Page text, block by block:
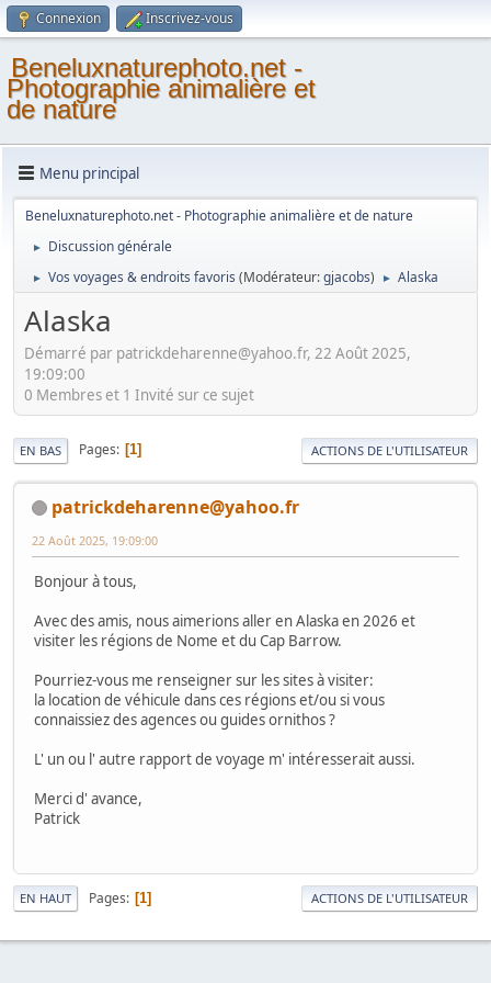
Connexion Inscrivez-vous
Beneluxnaturephoto.net -
Photographie animalière et
de nature
Menu principal
Beneluxnaturephoto.net - Photographie animalière et de nature
► Discussion générale
► Vos voyages & endroits favoris (Modérateur:gjacobs) ► Alaska
Alaska
Démarré par patrickdeharenne@yahoo.fr, 22 Août 2025,
19:09:00
0 Membres et 1 Invité sur ce sujet
EN BAS Pages 1 ACTIONS DE L'UTILISATEUR
patrickdeharenne@yahoo.fr
22 Août 2025, 19:09:00
Bonjour à tous,
Avec des amis, nous aimerions aller en Alaska en 2026 et
visiter les régions de Nome et du Cap Barrow.
Pourriez-vous me renseigner sur les sites à visiter:
la location de véhicule dans ces régions et/ou si vous
connaissiez des agences ou guides ornithos ?
L' un ou l' autre rapport de voyage m' intéresserait aussi.
Merci d' avance,
Patrick
EN HAUT Pages 1 ACTIONS DE L'UTILISATEUR